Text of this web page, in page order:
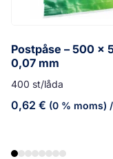
Postpåse – 500 x
0,07 mm
400 st/låda
0,62 € (0 % moms)